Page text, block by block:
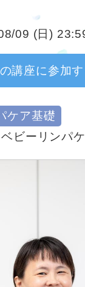
09 (日)
講座に参加す
ケア基礎
ビーリンパ